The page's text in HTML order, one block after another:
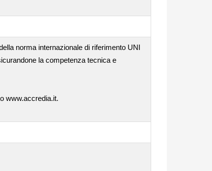
norma internazionale di riferimento UNI
la competenza tecnica e
www.accredia.it.